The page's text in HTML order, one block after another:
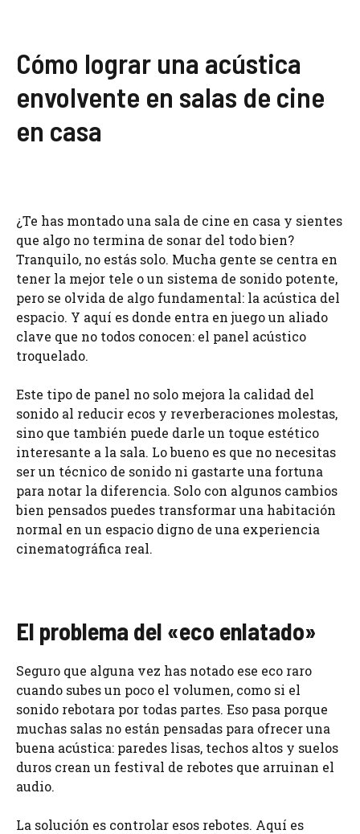
Cómo lograr una acústica
envolvente en salas de cine
en casa
¿Te has montado una sala de cine en casa y sientes
que algo no termina de sonar del todo bien?
Tranquilo, no estás solo. Mucha gente se centra en
tener la mejor tele o un sistema de sonido potente,
pero se olvida de algo fundamental: la acústica del
espacio. Y aquí es donde entra en juego un aliado
clave que no todos conocen: el panel acústico
troquelado.
Este tipo de panel no solo mejora la calidad del
sonido al reducir ecos y reverberaciones molestas,
sino que también puede darle un toque estético
interesante a la sala. Lo bueno es que no necesitas
ser un técnico de sonido ni gastarte una fortuna
para notar la diferencia. Solo con algunos cambios
bien pensados puedes transformar una habitación
normal en un espacio digno de una experiencia
cinematográfica real.
El problema del «eco enlatado»
Seguro que alguna vez has notado ese eco raro
cuando subes un poco el volumen, como si el
sonido rebotara por todas partes. Eso pasa porque
muchas salas no están pensadas para ofrecer una
buena acústica: paredes lisas, techos altos y suelos
duros crean un festival de rebotes que arruinan el
audio.
La solución es controlar esos rebotes. Aquí es